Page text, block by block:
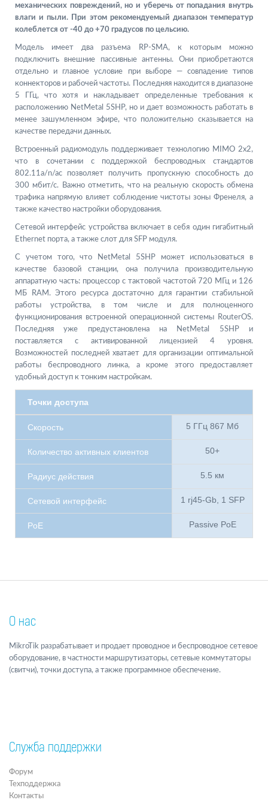
механических повреждений, но и уберечь от попадания внутрь
влаги и пыли. При этом рекомендуемый диапазон температур
колеблется от -40 до +70 градусов по цельсию.
Модель имеет два разъема RP-SMA, к которым можно
подключить внешние пассивные антенны. Они приобретаются
отдельно и главное условие при выборе — совпадение типов
коннекторов и рабочей частоты. Последняя находится в диапазоне
5 ГГц, что хотя и накладывает определенные требования к
расположению NetMetal 5SHP, но и дает возможность работать в
менее зашумленном эфире, что положительно сказывается на
качестве передачи данных.
Встроенный радиомодуль поддерживает технологию MIMO 2x2,
что в сочетании с поддержкой беспроводных стандартов
802.11a/n/ac позволяет получить пропускную способность до
300 мбит/с. Важно отметить, что на реальную скорость обмена
трафика напрямую влияет соблюдение чистоты зоны Френеля, а
также качество настройки оборудования.
Сетевой интерфейс устройства включает в себя один гигабитный
Ethernet порта, а также слот для SFP модуля.
С учетом того, что NetMetal 5SHP может использоваться в
качестве базовой станции, она получила производительную
аппаратную часть: процессор с тактовой частотой 720 МГц и 126
МБ RAM. Этого ресурса достаточно для гарантии стабильной
работы устройства, в том числе и для полноценного
функционирования встроенной операционной системы RouterOS.
Последняя уже предустановлена на NetMetal 5SHP и
поставляется с активированной лицензией 4 уровня.
Возможностей последней хватает для организации оптимальной
работы беспроводного линка, а кроме этого предоставляет
удобный доступ к тонким настройкам.
Точки доступа
Скорость 5 ГГц 867 Мб
Количество активных клиентов 50+
Радиус действия 5.5 км
Сетевой интерфейс 1 rj45-Gb, 1 SFP
PoE Passive PoE
О нас
MikroTik разрабатывает и продает проводное и беспроводное сетевое
оборудование, в частности маршрутизаторы, сетевые коммутаторы
(свитчи), точки доступа, а также программное обеспечение.
Служба поддержки
Форум
Техподдержка
Контакты